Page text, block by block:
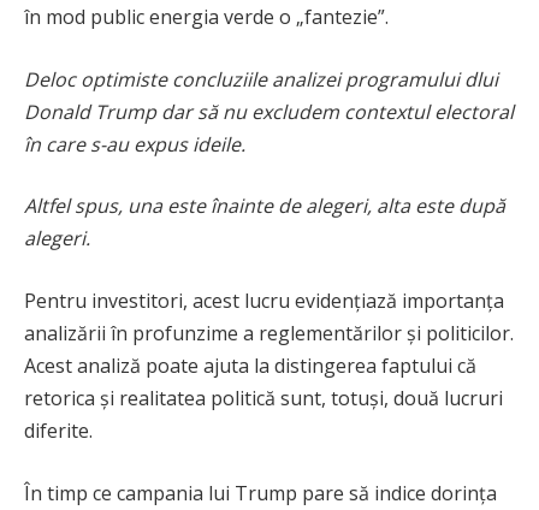
în mod public energia verde o „fantezie”.
Deloc optimiste concluziile analizei programului dlui
Donald Trump dar să nu excludem contextul electoral
în care s-au expus ideile.
Altfel spus, una este înainte de alegeri, alta este după
alegeri.
Pentru investitori, acest lucru evidențiază importanța
analizării în profunzime a reglementărilor și politicilor.
Acest analiză poate ajuta la distingerea faptului că
retorica și realitatea politică sunt, totuși, două lucruri
diferite.
În timp ce campania lui Trump pare să indice dorința